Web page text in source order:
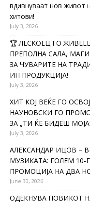
вдивнуваат нов живот
хитови!
July 3, 2026
🏆 ЛЕСКОЕЦ ГО
ПРЕПОЛНА САЛА,
ЗА ЧУВАРИТЕ НА
ИН ПРОДУКЦИЈА!
July 3, 2026
ХИТ КОЈ ВЕЌЕ ГО
НАУНОВСКИ ГО
ЗА „ТИ ЌЕ БИДЕШ
July 3, 2026
АЛЕКСАНДАР ИЦОВ –
МУЗИКАТА: ГОЛЕМ 10-
ПРОМОЦИЈА НА ДВА
June 30, 2026
ОДЕКНУВА ПОВИКОТ